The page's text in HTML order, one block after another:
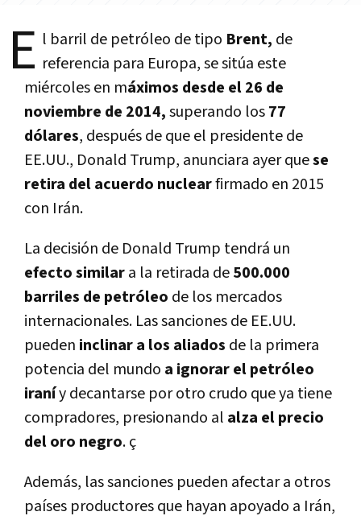
E l barril de petróleo de tipo Brent, de
referencia para Europa, se sitúa este
miércoles en máximos desde el 26 de
noviembre de 2014,superando los77
dólares, después de que el presidente de
EE.UU., Donald Trump, anunciara ayer quese
retira del acuerdo nuclearfirmado en 2015
con Irán.
La decisión de Donald Trump tendrá un
efecto similara la retirada de500.000
barriles de petróleo de los mercados
internacionales. Las sanciones de EE.UU.
pueden inclinar a los aliados de la primera
potencia del mundo a ignorar el petróleo
iraníy decantarse por otro crudo que ya tiene
compradores, presionando al alza el precio
del oro negro. ç
Además, las sanciones pueden afectar a otros
países productores que hayan apoyado a Irán,